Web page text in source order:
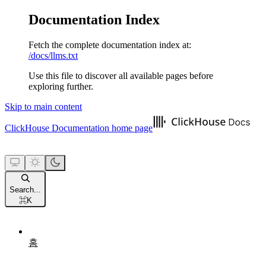
Documentation Index
Fetch the complete documentation index at:
/docs/llms.txt
Use this file to discover all available pages before
exploring further.
Skip to main content
ClickHouse Documentation home page
Search...
⌘K
홈